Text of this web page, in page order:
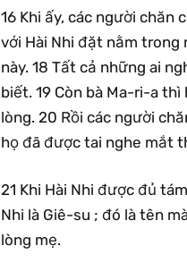
16 Khi ấy, các người chăn
với Hài Nhi đặt nằm trong
này. 18 Tất cả những ai
biết. 19 Còn bà Ma-ri-a
lòng. 20 Rồi các người
họ đã được tai nghe mắt
21 Khi Hài Nhi được đủ
Nhi là Giê-su ; đó là tên
lòng mẹ.